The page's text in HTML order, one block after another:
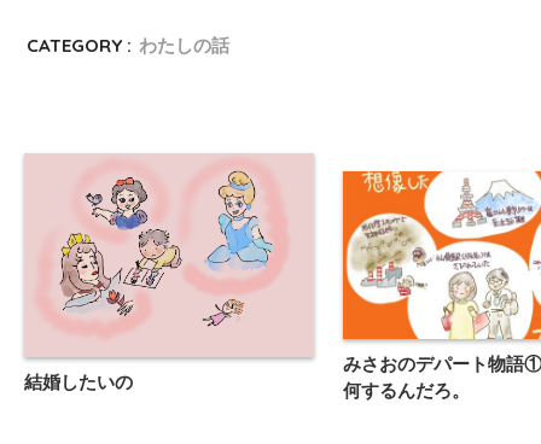
CATEGORY : わたしの話
結婚したいの
みさおのデパート物
何するんだろ。